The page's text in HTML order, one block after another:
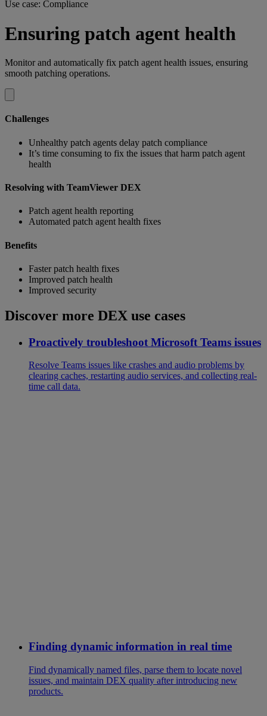
Use case: Compliance
Ensuring patch agent health
Monitor and automatically fix patch agent health issues, ensuring
smooth patching operations.
Challenges
Unhealthy patch agents delay patch compliance
It’s time consuming to fix the issues that harm patch agent
health
Resolving with TeamViewer DEX
Patch agent health reporting
Automated patch agent health fixes
Benefits
Faster patch health fixes
Improved patch health
Improved security
Discover more DEX use cases
Proactively troubleshoot Microsoft Teams issues
Resolve Teams issues like crashes and audio problems by
clearing caches, restarting audio services, and collecting real-
time call data.
Finding dynamic information in real time
Find dynamically named files, parse them to locate novel
issues, and maintain DEX quality after introducing new
products.